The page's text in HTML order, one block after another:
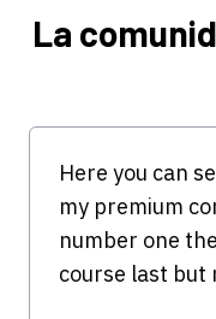
La
Here you can
my premium
number one
course last but